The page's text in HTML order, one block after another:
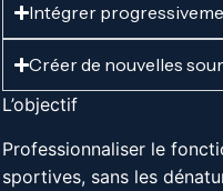
Intégrer
Créer de nouvelles
L’objectif
Professionnaliser le
sportives, sans les